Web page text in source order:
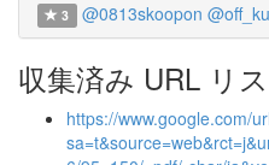
3 @0813skoopon
収集済み URL リ
https://www.google.com/